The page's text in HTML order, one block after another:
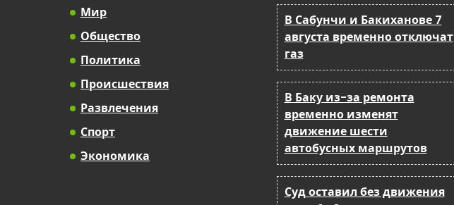
Мир
Общество
Политика
Происшествия
Развлечения
Спорт
Экономика
В Сабунчи и Бакиханове 7
августа временно отключат
газ
В Баку из-за ремонта
временно изменят
движение шести
автобусных маршрутов
Суд оставил без движения